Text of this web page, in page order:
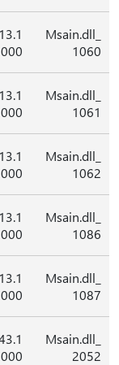
Msain.dll_
1060
000
Msain.dll_
1061
000
Msain.dll_
1062
000
Msain.dll_
1086
000
Msain.dll_
1087
000
Msain.dll_
2052
000